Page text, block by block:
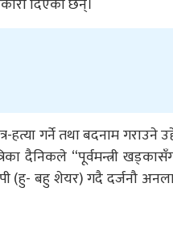
गर्ने तथा बदनाम गराउने
दैनिकले “पूर्वमन्त्री
(हु- बहु शेयर) गदै दर्जनौ